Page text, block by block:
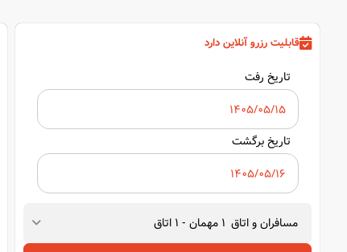
قابلیت رزرو آنلاین دارد
تاریخ رفت
تاریخ برگشت
مسافران و اتاق 1 مهمان -
1 اتاق